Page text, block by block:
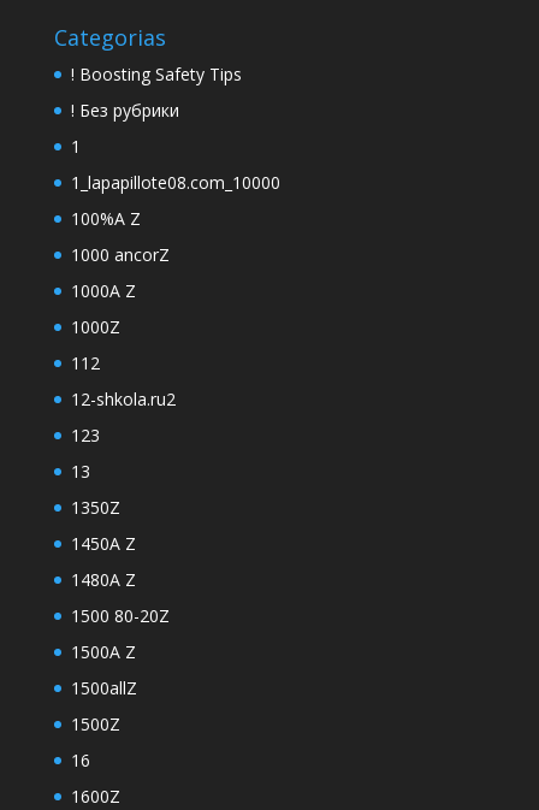
Categorias
! Boosting Safety Tips
! Без рубрики
1
1_lapapillote08.com_10000
100%A Z
1000 ancorZ
1000A Z
1000Z
112
12-shkola.ru2
123
13
1350Z
1450A Z
1480A Z
1500 80-20Z
1500A Z
1500allZ
1500Z
16
1600Z